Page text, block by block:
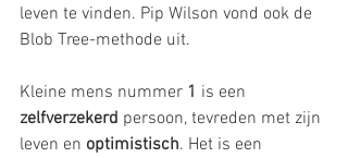
leven te vinden. Pip Wilson vond ook de
Blob Tree-methode uit.
Kleine mens nummer 1 is een
zelfverzekerd persoon, tevreden met zijn
leven en optimistisch. Het is een